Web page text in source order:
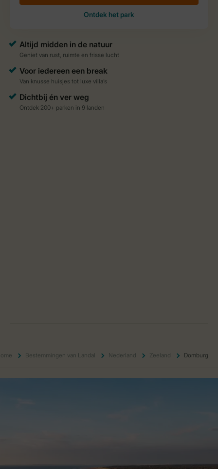
Bestemmingen van Landal Nederland Zeeland Domburg